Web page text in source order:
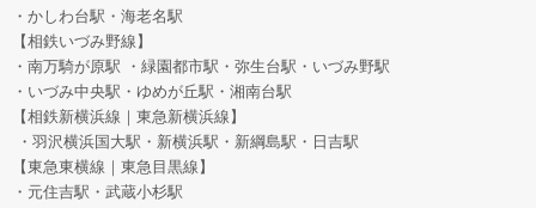
・かしわ台駅・海老名駅
【相鉄いづみ野線】
・南万騎が原駅 ・緑園都市駅・弥生台駅・いづみ野駅
・いづみ中央駅・ゆめが丘駅・湘南台駅
【相鉄新横浜線｜東急新横浜線】
・羽沢横浜国大駅・新横浜駅・新綱島駅・日吉駅
【東急東横線｜東急目黒線】
・元住吉駅・武蔵小杉駅